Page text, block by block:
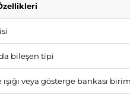
bileşen tipi
ışığı veya gösterge bankası